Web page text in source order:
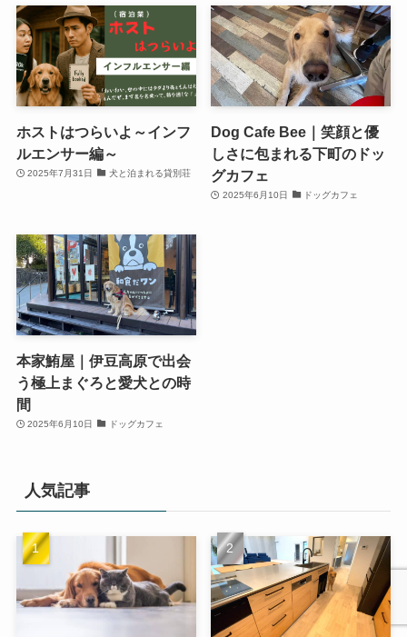
ホストはつらいよ～インフ
ルエンサー編～
2025年7月31日 犬と泊まれる貸別荘
Dog Cafe Bee｜笑顔と優
しさに包まれる下町のドッ
グカフェ
2025年6月10日 ドッグカフェ
本家鮪屋｜伊豆高原で出会
う極上まぐろと愛犬との時
間
2025年6月10日 ドッグカフェ
人気記事